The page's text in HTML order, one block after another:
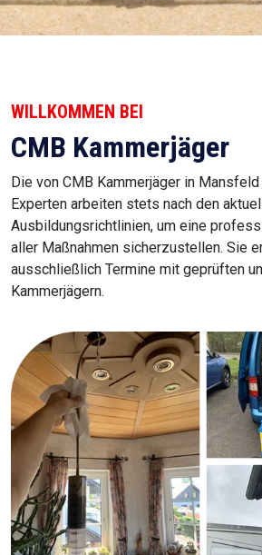
WILLKOMMEN BEI
CMB Kammerjäger
Die von CMB Kammerjäger in
Experten arbeiten stets nach den
Ausbildungsrichtlinien, um eine
aller Maßnahmen sicherzustellen. Sie
ausschließlich Termine mit geprüften
Kammerjägern.